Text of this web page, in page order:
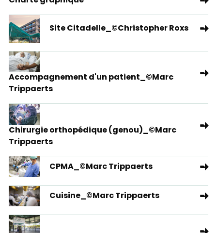
Site Citadelle_©Christopher Roxs
Accompagnement d'un patient_©Marc
Trippaerts
Chirurgie orthopédique (genou)_©Marc
Trippaerts
CPMA_©Marc Trippaerts
Cuisine_©Marc Trippaerts